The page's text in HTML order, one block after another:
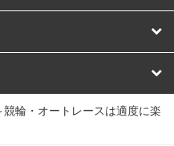
取手競輪場 宇都宮競輪場
輪・オートレースは適度に楽